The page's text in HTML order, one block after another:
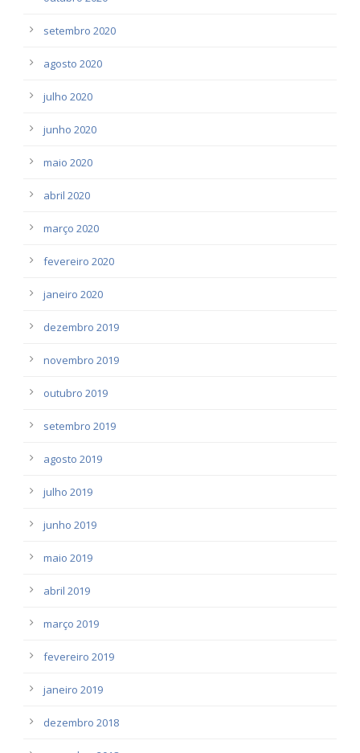
setembro 2020
agosto 2020
julho 2020
junho 2020
maio 2020
abril 2020
março 2020
fevereiro 2020
janeiro 2020
dezembro 2019
novembro 2019
outubro 2019
setembro 2019
agosto 2019
julho 2019
junho 2019
maio 2019
abril 2019
março 2019
fevereiro 2019
janeiro 2019
dezembro 2018